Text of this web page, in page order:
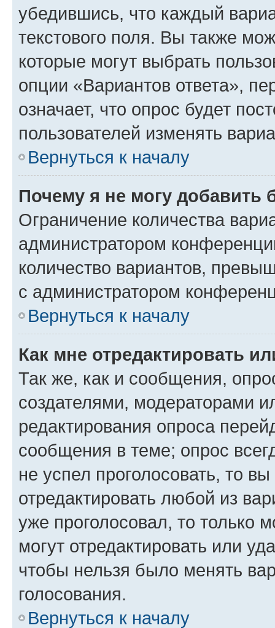
убедившись, что каждый
текстового поля. Вы также
которые могут выбрать
опции «Вариантов ответа»,
означает, что опрос будет
пользователей изменять
Вернуться к началу
Почему я не могу добавить
Ограничение количества
администратором
количество вариантов,
с администратором
Вернуться к началу
Как мне отредактировать
Так же, как и сообщения,
создателями, модераторами
редактирования опроса
сообщения в теме; опрос
не успел проголосовать, то
отредактировать любой из
уже проголосовал, то только
могут отредактировать или
чтобы нельзя было менять
голосования.
Вернуться к началу